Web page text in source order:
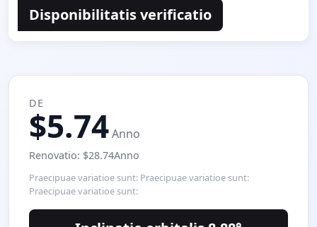
Disponibilitatis verificatio
DE
$5.74Anno
Renovatio: $28.74Anno
Praecipuae variatioe sunt: Praecipuae variatioe sunt:
Praecipuae variatioe sunt: